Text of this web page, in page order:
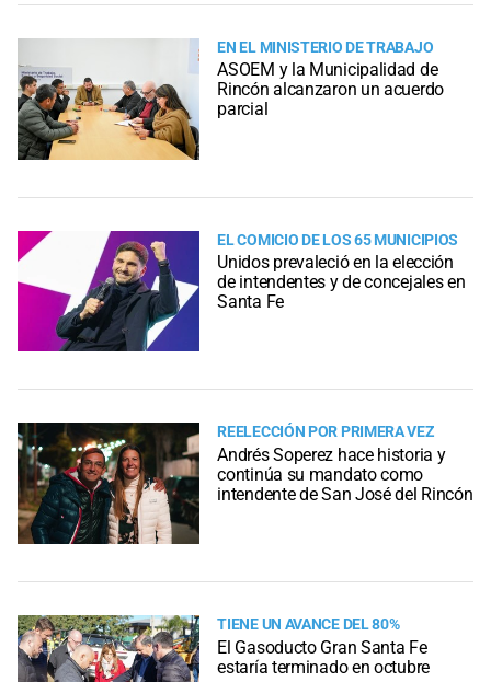
EN EL MINISTERIO DE TRABAJO
ASOEM y la Municipalidad de
Rincón alcanzaron un acuerdo
parcial
EL COMICIO DE LOS 65 MUNICIPIOS
Unidos prevaleció en la elección
de intendentes y de concejales en
Santa Fe
REELECCIÓN POR PRIMERA VEZ
Andrés Soperez hace historia y
continúa su mandato como
intendente de San José del Rincón
TIENE UN AVANCE DEL 80%
El Gasoducto Gran Santa Fe
estaría terminado en octubre